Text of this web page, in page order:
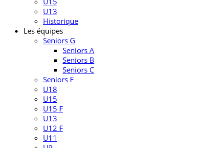
U13
Historique
Les équipes
Seniors G
Seniors A
Seniors B
Seniors C
Seniors F
U18
U15
U15 F
U13
U12 F
U11